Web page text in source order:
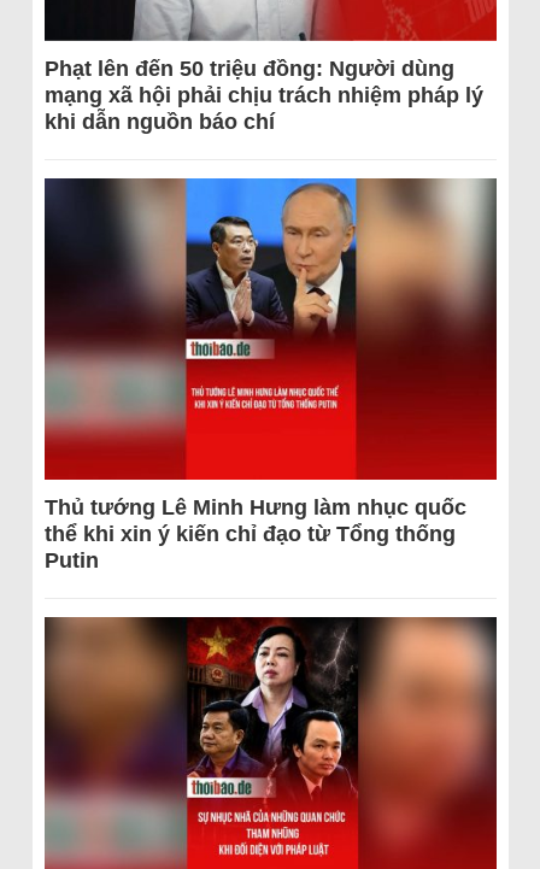
Phạt lên đến 50 triệu đồng: Người dùng
mạng xã hội phải chịu trách nhiệm pháp lý
khi dẫn nguồn báo chí
Thủ tướng Lê Minh Hưng làm nhục quốc
thể khi xin ý kiến chỉ đạo từ Tổng thống
Putin